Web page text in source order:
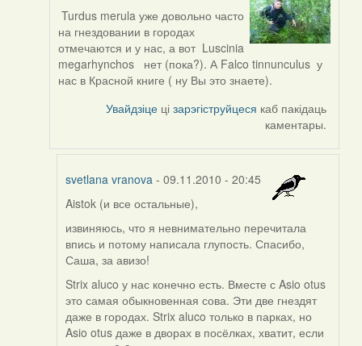
In
reply
to
by
svetlana
Turdus merula уже довольно часто
на гнездовании в городах
отмечаются и у нас, а вот Luscinia
megarhynchos нет (пока?). А Falco tinnunculus у
нас в Красной книге ( ну Вы это знаете).
Увайдзіце цізарэгіструйцеся каб пакідаць
каментары.
svetlana vranova - 09.11.2010 - 20:45
In
reply
to
by
Aistok (и все остальные),
извиняюсь, что я невнимательно перечитала
впись и потому написала глупость. Спасибо,
Саша, за авизо!
Strix aluco у нас конечно есть. Вместе с Asio otus
это самая обыкновенная сова. Эти две гнездят
даже в городах. Strix aluco только в парках, но
Asio otus даже в дворах в посёлках, хватит, если